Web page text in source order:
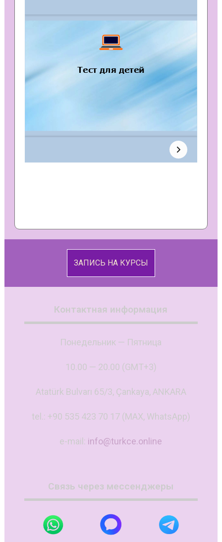
ЗАПИСЬ НА КУРСЫ
Контактная информация
Понедельник — Пятница
10.00 — 20.00 (GMT+3)
Atatürk Bulvarı 65/3, Çankaya, ANKARA
tel.: +90 535 423 70 17 (MAX, WhatsApp)
e-mail: info@turkce.online
Связь через мессенджеры